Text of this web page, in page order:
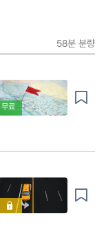
58분 분량
무료